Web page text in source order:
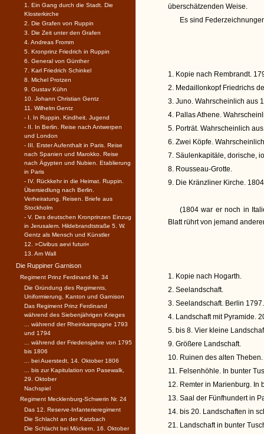
überschätzenden Weise.
Es sind
1. Kopie nach Rembrandt.
2. Medaillonkopf Friedrichs
3. Juno. Wahrscheinlich aus
4. Pallas Athene.
5. Porträt. Wahrscheinlich
6. Zwei Köpfe.
7. Säulenkapitäle, dorische,
8. Rousseau-Grotte.
9. Die Kränzliner Kirche.
(1804 war er noch in
Blatt rührt von jemand
1. Kopie nach Hogarth.
2. Seelandschaft.
3. Seelandschaft. Berlin 1797.
4. Landschaft mit Pyramide.
5. bis 8. Vier kleine
9. Größere Landschaft.
10. Ruinen des alten
11. Felsenhöhle. In bunter
12. Remter in Marienburg. In
13. Saal der Fünfhundert in
14. bis 20. Landschaften in
21. Landschaft in bunter
1. Ein Gang durch die Stadt. Die
Klosterkirche
2. Die Grafen von Ruppin
3. Die Zeit unter den Grafen
4. Andreas Fromm
5. Kronprinz Friedrich in Ruppin
6. General von Günther
7. Karl Friedrich Schinkel
8. Michel Protzen
9. Gustav Kühn
10. Johann Christian Gentz
11. Wilhelm Gentz
- I. In Ruppin. Kindheit. Jugend
- II. In Berlin. Reise nach Antwerpen
und London
- III. Erster Aufenthalt in Paris. Reise
nach Spanien und Marokko. Reise
nach Ägypten und Nubien. Etablierung
in Paris
- IV. Rückkehr in die Heimat. Ruppin.
Übersiedlung nach Berlin.
Verheiratung. Reisen. Briefe aus
Stockholm
- V. Des deutschen Kronprinzen Einzug
in Jerusalem. Hildebrandtstraße 5. W.
Gentz als Mensch und Künstler
12. »Civibus aevi futuri«
13. Am Wall
Die Ruppiner Garnison
Regiment Prinz Ferdinand Nr. 34
Die Gründung des Regiments,
Uniformierung, Kanton und Garnison
Das Regiment Prinz Ferdinand
während des Siebenjährigen Krieges
... während der Rheinkampagne 1793
und 1794
... während der Friedensjahre von 1795
bis 1806
... bei Auerstedt, 14. Oktober 1806
... bis zur Kapitulation von Pasewalk,
29. Oktober
Nachspiel
Regiment Mecklenburg-Schwerin Nr. 24
Das 12. Reserve-Infanterieregiment
Die Schlacht an der Katzbach
Die Schlacht bei Möckern, 16. Oktober